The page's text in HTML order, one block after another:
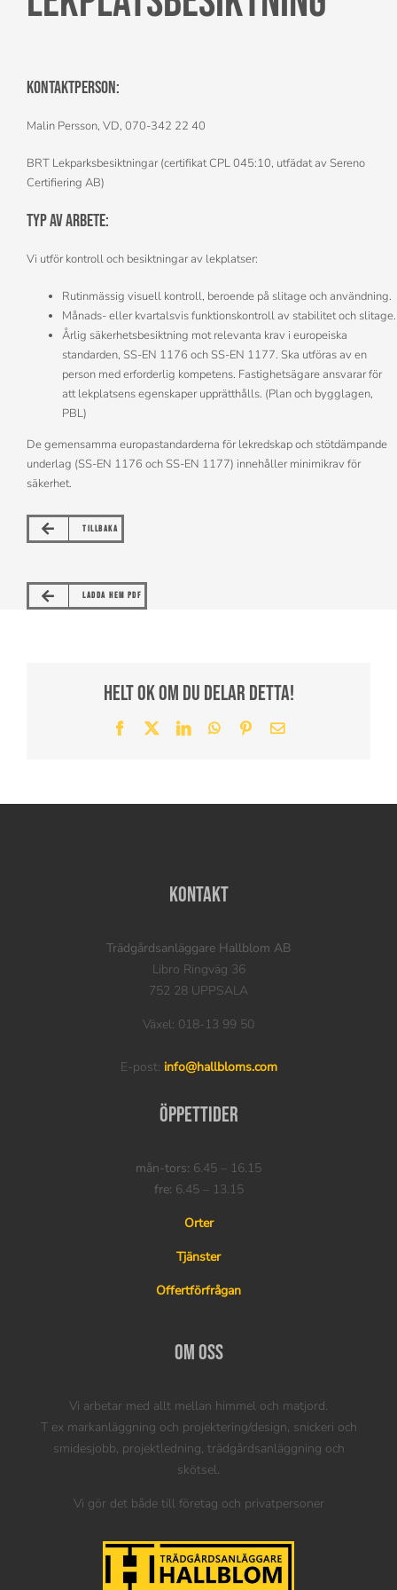
Kontaktperson:
Malin Persson, VD, 070-342 22 40
BRT Lekparksbesiktningar (certifikat CPL 045:10, utfädat av Sereno
Certifiering AB)
Typ av arbete:
Vi utför kontroll och besiktningar av lekplatser:
Rutinmässig visuell kontroll, beroende på slitage och användning.
Månads- eller kvartalsvis funktionskontroll av stabilitet och slitage.
Årlig säkerhetsbesiktning mot relevanta krav i europeiska
standarden, SS-EN 1176 och SS-EN 1177. Ska utföras av en
person med erforderlig kompetens. Fastighetsägare ansvarar för
att lekplatsens egenskaper upprätthålls. (Plan och bygglagen,
PBL)
De gemensamma europastandarderna för lekredskap och stötdämpande
underlag (SS-EN 1176 och SS-EN 1177) innehåller minimikrav för
säkerhet.
TILLBAKA
LADDA HEM PDF
Helt ok om du delar detta!
Facebook LinkedInWhatsApp
Pinterest
E-
Kontakt
Trädgårdsanläggare Hallblom AB
Libro Ringväg 36
752 28 UPPSALA
Växel: 018-13 99 50
E-post: info@hallbloms.com
Öppettider
mån-tors: 6.45 – 16.15
fre: 6.45 – 13.15
Orter
Tjänster
Offertförfrågan
Om oss
Vi arbetar med allt mellan himmel och matjord.
T ex markanläggning och projektering/design, snickeri och
smidesjobb, projektledning, trädgårdsanläggning och
skötsel.
Vi gör det både till företag och privatpersoner